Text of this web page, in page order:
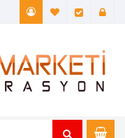
A. Listem